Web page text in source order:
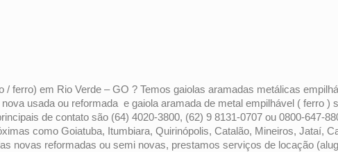
/ ferro) em Rio Verde – GO ? Temos gaiolas aramadas metálicas
usada ou reformada e gaiola aramada de metal empilhável ( ferro )
de contato são (64) 4020-3800, (62) 9 8131-0707 ou 0800-647-
como Goiatuba, Itumbiara, Quirinópolis, Catalão, Mineiros, Jataí,
novas reformadas ou semi novas, prestamos serviços de locação